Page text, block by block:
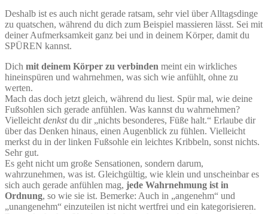
Deshalb ist es auch nicht gerade ratsam, sehr viel über Alltagsdinge
zu quatschen, während du dich zum Beispiel massieren lässt. Sei mit
deiner Aufmerksamkeit ganz bei und in deinem Körper, damit du
SPÜREN kannst.
Dich mit deinem Körper zu verbinden meint ein wirkliches
hineinspüren und wahrnehmen, was sich wie anfühlt, ohne zu
werten.
Mach das doch jetzt gleich, während du liest. Spür mal, wie deine
Fußsohlen sich gerade anfühlen. Was kannst du wahrnehmen?
Vielleicht denkstdu dir „nichts besonderes, Füße halt.“ Erlaube dir
über das Denken hinaus, einen Augenblick zu fühlen. Vielleicht
merkst du in der linken Fußsohle ein leichtes Kribbeln, sonst nichts.
Sehr gut.
Es geht nicht um große Sensationen, sondern darum,
wahrzunehmen, was ist. Gleichgültig, wie klein und unscheinbar es
sich auch gerade anfühlen mag, jede Wahrnehmung ist in
Ordnung, so wie sie ist. Bemerke: Auch in „angenehm“ und
„unangenehm“ einzuteilen ist nicht wertfrei und ein kategorisieren.